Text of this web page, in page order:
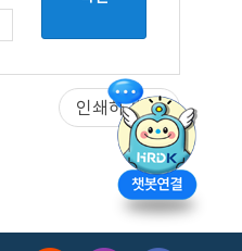
인쇄하기